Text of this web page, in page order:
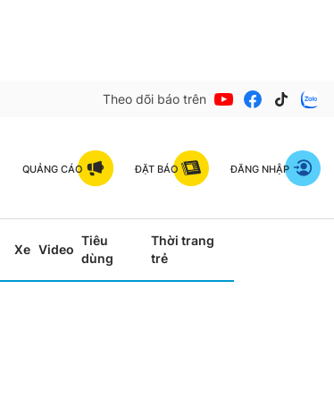
Theo dõi báo trên
QUẢNG CÁO ĐẶT BÁO ĐĂNG NHẬP
Xe Video
Tiêu
dùng
Thời trang
trẻ